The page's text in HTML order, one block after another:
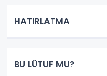
HATIRLATMA
BU LÜTUF MU?